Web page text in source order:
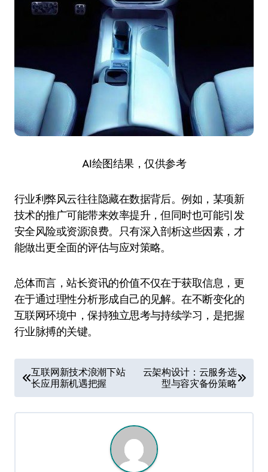
AI绘图结果，仅供参考
行业利弊风云往往隐藏在数据背后。例如，某项新
技术的推广可能带来效率提升，但同时也可能引发
安全风险或资源浪费。只有深入剖析这些因素，才
能做出更全面的评估与应对策略。
总体而言，站长资讯的价值不仅在于获取信息，更
在于通过理性分析形成自己的见解。在不断变化的
互联网环境中，保持独立思考与持续学习，是把握
行业脉搏的关键。
章
导
互联网新技术浪潮下站
长应用新机遇把握
云架构设计：云服务选
型与容灾备份策略